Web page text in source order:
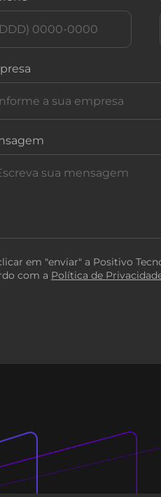
em "enviar" a Positivo
com a Política de